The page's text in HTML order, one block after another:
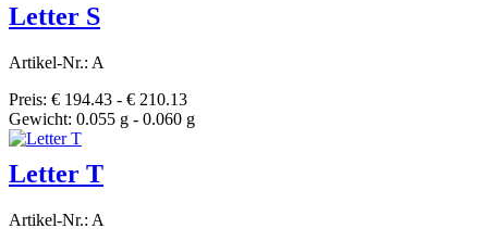
Letter S
Artikel-Nr.: A
Preis: € 194.43 - € 210.13
Gewicht: 0.055 g - 0.060 g
Letter T
Artikel-Nr.: A